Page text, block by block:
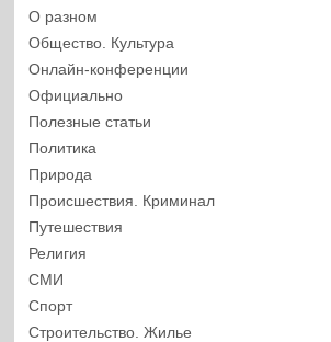
О разном
Общество. Культура
Онлайн-конференции
Официально
Полезные статьи
Политика
Природа
Происшествия. Криминал
Путешествия
Религия
СМИ
Спорт
Строительство. Жилье